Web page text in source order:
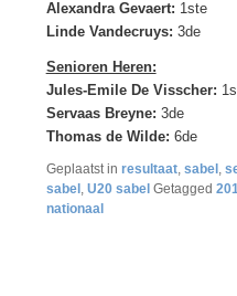
Alexandra Gevaert: 1ste
Linde Vandecruys: 3de
Senioren Heren:
Jules-Emile De Visscher:
Servaas Breyne: 3de
Thomas de Wilde: 6de
Geplaatst in resultaat, sabel ,
sabel , U20 sabel Getagged
nationaal